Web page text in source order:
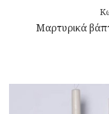
Μαρτυρικά